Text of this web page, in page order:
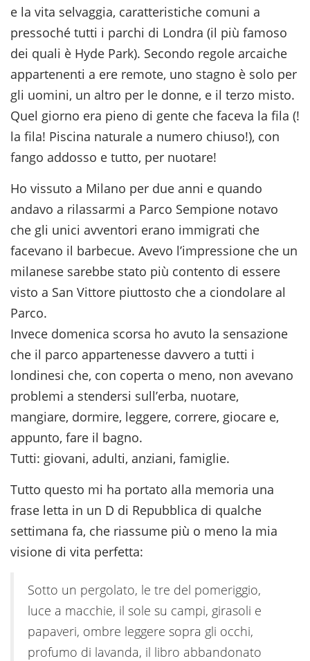
e la vita selvaggia, caratteristiche comuni a
pressoché tutti i parchi di Londra (il più famoso
dei quali è Hyde Park). Secondo regole arcaiche
appartenenti a ere remote, uno stagno è solo per
gli uomini, un altro per le donne, e il terzo misto.
Quel giorno era pieno di gente che faceva la fila (!
la fila! Piscina naturale a numero chiuso!), con
fango addosso e tutto, per nuotare!
Ho vissuto a Milano per due anni e quando
andavo a rilassarmi a Parco Sempione notavo
che gli unici avventori erano immigrati che
facevano il barbecue. Avevo l’impressione che un
milanese sarebbe stato più contento di essere
visto a San Vittore piuttosto che a ciondolare al
Parco.
Invece domenica scorsa ho avuto la sensazione
che il parco appartenesse davvero a tutti i
londinesi che, con coperta o meno, non avevano
problemi a stendersi sull’erba, nuotare,
mangiare, dormire, leggere, correre, giocare e,
appunto, fare il bagno.
Tutti: giovani, adulti, anziani, famiglie.
Tutto questo mi ha portato alla memoria una
frase letta in un D di Repubblica di qualche
settimana fa, che riassume più o meno la mia
visione di vita perfetta:
Sotto un pergolato, le tre del pomeriggio,
luce a macchie, il sole su campi, girasoli e
papaveri, ombre leggere sopra gli occhi,
profumo di lavanda, il libro abbandonato